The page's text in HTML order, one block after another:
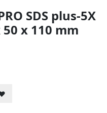
SDS plus-5X
x 110 mm